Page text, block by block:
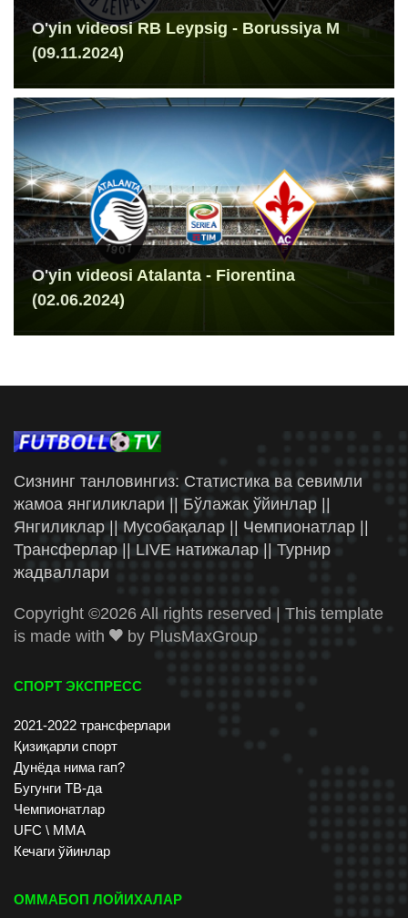
O'yin videosi RB Leypsig - Borussiya M
(09.11.2024)
O'yin videosi Atalanta - Fiorentina
(02.06.2024)
Сизнинг танловингиз: Статистика ва севимли
жамоа янгиликлари || Бўлажак ўйинлар ||
Янгиликлар || Мусобақалар || Чемпионатлар ||
Трансферлар || LIVE натижалар || Турнир
жадваллари
Copyright ©2026 All rights reserved | This template
is made with
by PlusMaxGroup
СПОРТ ЭКСПРЕСС
2021-2022 трансферлари
Қизиқарли спорт
Дунёда нима гап?
Бугунги ТВ-да
Чемпионатлар
UFC \ ММА
Кечаги ўйинлар
ОММАБОП ЛОЙИХАЛАР